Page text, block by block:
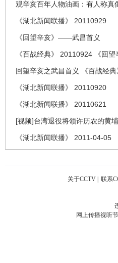
观辛亥百年人物油画：有人称真
《湖北新闻联播》 20110929
《回望辛亥》——武昌首义
《百战经典》 20110924 《回
回望辛亥之武昌首义 《百战经
《湖北新闻联播》 20110920
《湖北新闻联播》 20110621
[视频]台湾退役将领许历农的黄
《湖北新闻联播》 2011-04-05
关于CCTV | 联系
网上传播视听